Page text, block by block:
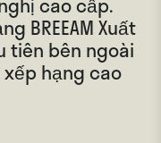
BREEAM Xuất
tiên bên ngoài
hạng cao